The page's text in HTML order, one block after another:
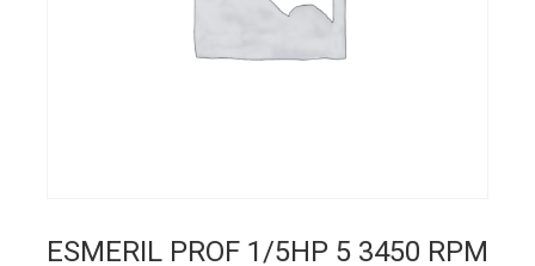
ESMERIL PROF 1/5HP 5 3450 RPM